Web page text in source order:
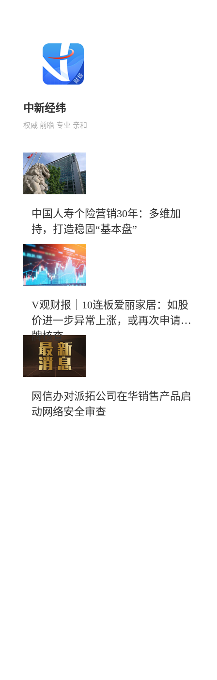
中新经纬
权威 前瞻 专业 亲和
中国人寿个险营销30年：多维加
持，打造稳固“基本盘”
V观财报｜10连板爱丽家居：如股
价进一步异常上涨，或再次申请停
牌核查
网信办对派拓公司在华销售产品启
动网络安全审查